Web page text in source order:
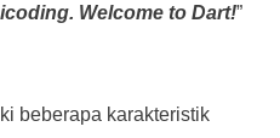
Welcome to Dart!”
beberapa karakteristik